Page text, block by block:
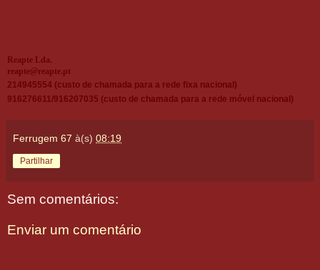
Reapte Lda.
reapte@reapte.pt
214945554 (custo de chamada para a rede fixa nacional)
916276611/916207035 (custo de chamada para a rede móvel nacional)
Ferrugem 67 à(s) 08:19
Partilhar
Sem comentários:
Enviar um comentário